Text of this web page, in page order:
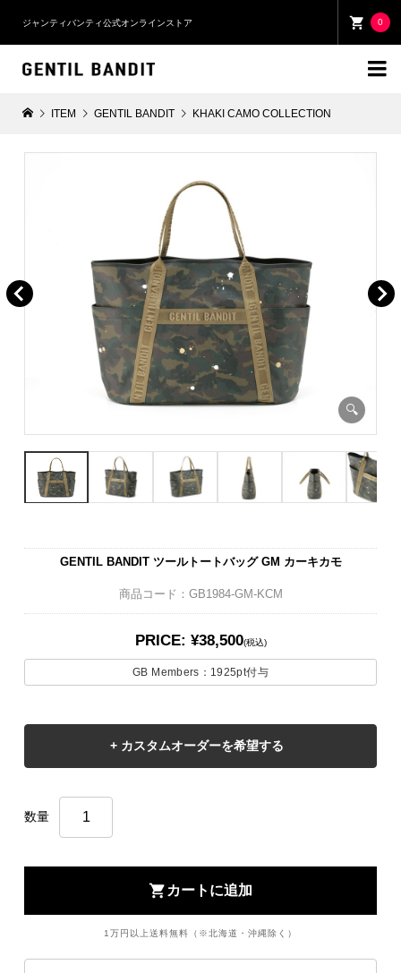
ジャンティバンティ公式オンラインストア 0

ITEM GENTIL BANDIT KHAKI CAMO COLLECTION
GENTIL BANDIT ツールトートバッグ GM カーキカモ
商品コード：GB1984-GM-KCM
PRICE: ¥38,500(税込)
GB Members： 1925pt付与
数量
shopping_cart カートに追加
1万円以上送料無料（※北海道・沖縄除く）